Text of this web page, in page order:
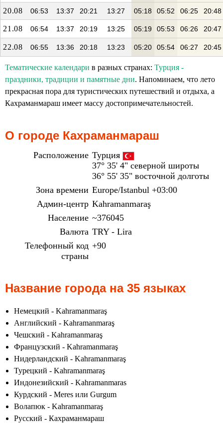
20.08 06:53 13:37 20:21 13:27 05:18 05:52 06:25 20:48
21.08 06:54 13:37 20:19 13:25 05:19 05:53 06:26 20:47
22.08 06:55 13:36 20:18 13:23 05:20 05:54 06:27 20:45
Тематические календари в разных странах: Турция -
праздники, традиции и памятные дни. Напоминаем, что лето
прекрасная пора для туристических путешествий и отдыха, а
Кахраманмараш имеет массу достопримечательностей.
О городе Кахраманмараш
Расположение Турция
37° 35' 4" северной широты
36° 55' 35" восточной долготы
Зона времени Europe/Istanbul +03:00
Админ-центр Kahramanmaraş
Население ~376045
Валюта TRY - Lira
Телефонный код
страны
+90
Название города на 35 языках
Немецкий - Kahramanmaraş
Английский - Kahramanmaraş
Чешский - Kahramanmaraş
Французский - Kahramanmaraş
Нидерландский - Kahramanmaraş
Турецкий - Kahramanmaraş
Индонезийский - Kahramanmaras
Курдский - Meres или Gurgum
Волапюк - Kahramanmaraş
Русский - Кахраманмараш